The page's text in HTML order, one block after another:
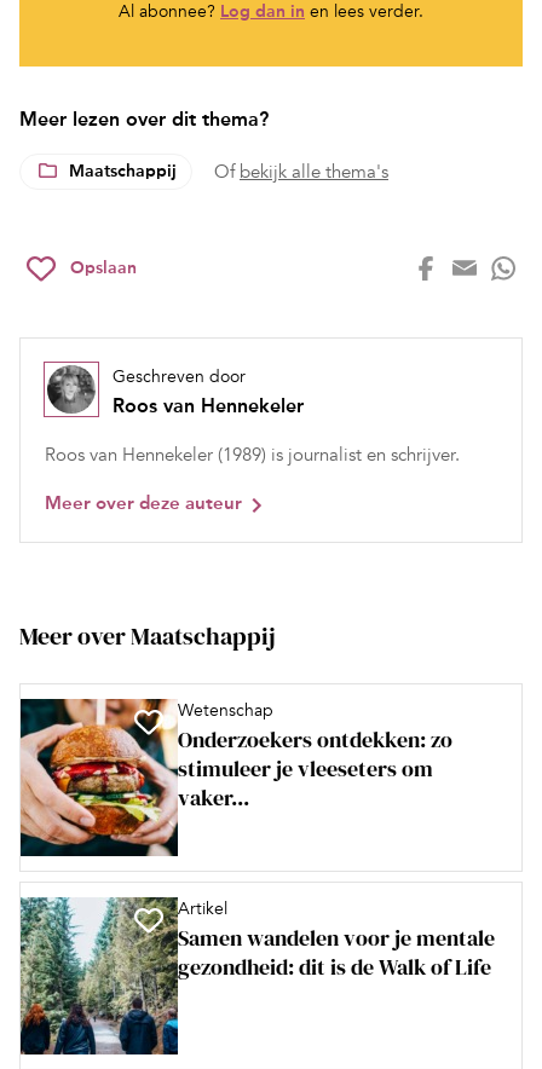
Al abonnee? Log dan in en lees verder.
Meer lezen over dit thema?
Maatschappij Of bekijk alle thema's
Opslaan
Geschreven door
Roos van Hennekeler
Roos van Hennekeler (1989) is journalist en schrijver.
Meer over deze auteur
Meer over Maatschappij
Wetenschap
Onderzoekers ontdekken: zo
stimuleer je vleeseters om
vaker...
Artikel
Samen wandelen voor je mentale
gezondheid: dit is de Walk of Life